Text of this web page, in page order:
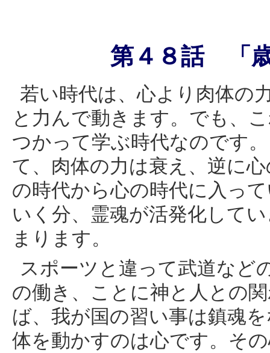
第４８話 「
若い時代は、心より肉体の
と力んで動きます。でも、
つかって学ぶ時代なのです
て、肉体の力は衰え、逆に
の時代から心の時代に入っ
いく分、霊魂が活発化して
まります。
スポーツと違って武道など
の働き、ことに神と人との
ば、我が国の習い事は鎮魂
体を動かすのは心です。そ